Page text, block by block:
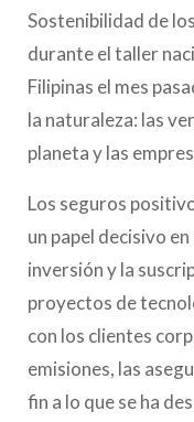
Sostenibilidad de
durante el taller
Filipinas el mes
la naturaleza: las
planeta y las
Los seguros
un papel decisivo
inversión y la
proyectos de
con los clientes
emisiones, las
fin a lo que se ha